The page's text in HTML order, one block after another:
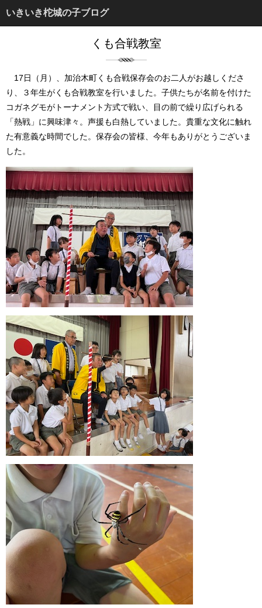
いきいき柁城の子ブログ
くも合戦教室
17日（月）、加治木町くも合戦保存会のお二人がお越しくださ
り、３年生がくも合戦教室を行いました。子供たちが名前を付けた
コガネグモがトーナメント方式で戦い、目の前で繰り広げられる
「熱戦」に興味津々。声援も白熱していました。貴重な文化に触れ
た有意義な時間でした。保存会の皆様、今年もありがとうございま
した。